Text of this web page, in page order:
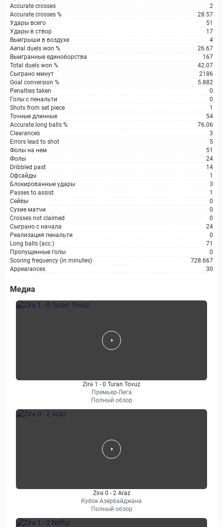
Accurate crosses
2
Accurate crosses %
28.57
Удары всего
51
Удары в створ
17
Выигрыши в воздухе
4
Aerial duels won %
26.67
Выигранные единоборства
167
Total duels won %
42.07
Сыграно минут
2186
Goal conversion %
5.882
Penalties taken
0
Голы с пенальти
0
Shots from set piece
1
Точные длинные
54
Accurate long balls %
76.06
Clearances
3
Errors lead to shot
5
Фолы на нем
51
Фолы
24
Dribbled past
14
Офсайды
1
Блокированные удары
3
Passes to assist
1
Сейвы
0
Сухие матчи
0
Crosses not claimed
0
Сыграно с начала
24
Реализация пенальти
0
Long balls (acc.)
71
Пропущенные голы
0
Scoring frequency (in minutes)
728.667
Appearances
30
Медиа
Zirə 1 - 0 Turan Tovuz
Премьер-Лига
Полный обзор
Zirə 0 - 2 Araz
Кубок Азербайджана
Полный обзор